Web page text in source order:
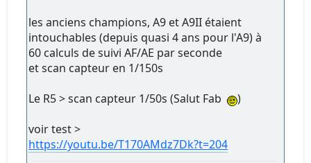
les anciens champions, A9 et A9II étaient
intouchables (depuis quasi 4 ans pour l'A9) à
60 calculs de suivi AF/AE par seconde
et scan capteur en 1/150s
Le R5 > scan capteur 1/50s (Salut Fab
)
voir test >
https://youtu.be/T170AMdz7Dk?t=204